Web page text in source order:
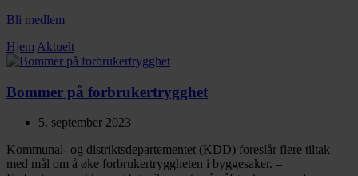
Bli medlem
Hjem Aktuelt
Bommer på forbrukertrygghet
5. september 2023
Kommunal- og distriktsdepartementet (KDD) foreslår flere tiltak
med mål om å øke forbrukertryggheten i byggesaker. –